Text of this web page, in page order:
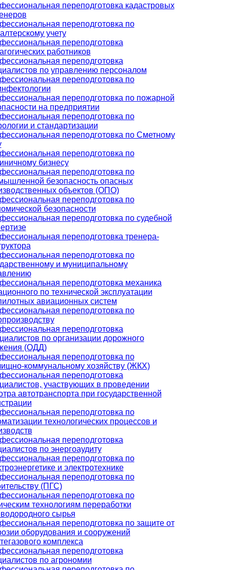
переподготовка кадастровых
переподготовка по
учету
переподготовка
работников
переподготовка
по управлению персоналом
переподготовка по
переподготовка по пожарной
на предприятии
переподготовка по
и стандартизации
переподготовка по Сметному
переподготовка по
бизнесу
переподготовка по
безопасность опасных
объектов (ОПО)
переподготовка по
безопасности
переподготовка по судебной
переподготовка тренера-
переподготовка по
и муниципальному
переподготовка механика
по технической эксплуатации
авиационных систем
переподготовка по
переподготовка
по организации дорожного
(ОДД)
переподготовка по
коммунальному хозяйству (ЖКХ)
переподготовка
участвующих в проведении
автотранспорта при государственной
переподготовка по
технологических процессов и
переподготовка
по энергоаудиту
переподготовка по
и электротехнике
переподготовка по
(ПГС)
переподготовка по
технологиям переработки
сырья
переподготовка по защите от
оборудования и сооружений
комплекса
переподготовка
по агрономии